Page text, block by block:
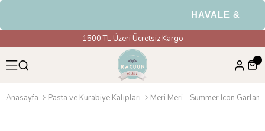
HAVALE & EFT
1500 TL Üzeri Ücretsiz Kargo
Anasayfa Pasta ve Kurabiye Kalıpları